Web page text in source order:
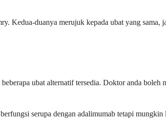
Kedua-duanya merujuk kepada ubat yang sama,
ubat alternatif tersedia. Doktor anda
serupa dengan adalimumab tetapi mungkin